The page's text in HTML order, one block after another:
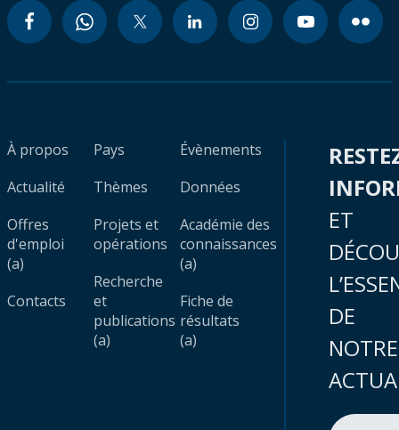
À propos
Actualité
Offres
d'emploi
(a)
Contacts
Pays
Thèmes
Projets et
opérations
Recherche
et
publications
(a)
Évènements
Données
Académie des
connaissances
(a)
Fiche de
résultats
(a)
ET
DE
NOTRE